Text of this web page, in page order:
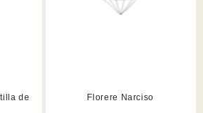
de
Florere Narciso